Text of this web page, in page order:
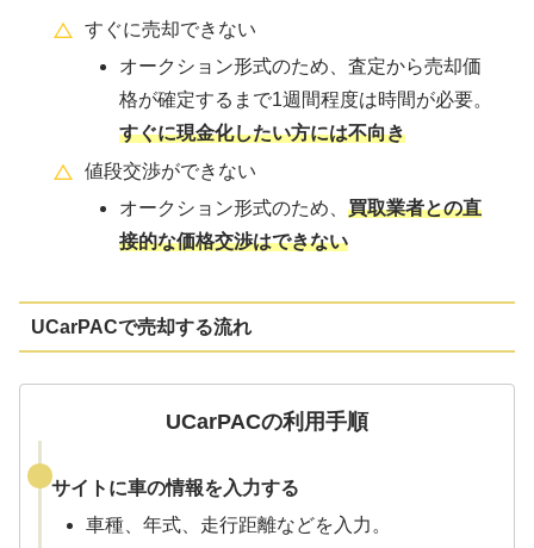
すぐに売却できない
オークション形式のため、査定から売却価
格が確定するまで1週間程度は時間が必要。
すぐに現金化したい方には不向き
値段交渉ができない
オークション形式のため、 買取業者との直
接的な価格交渉はできない
UCarPACで売却する流れ
UCarPACの利用手順
サイトに車の情報を入力する
車種、年式、走行距離などを入力。